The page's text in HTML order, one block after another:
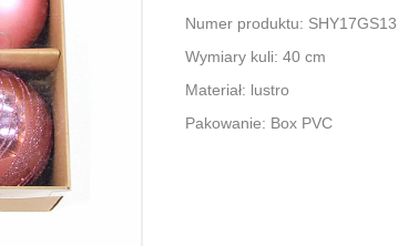
Numer produktu: SHY17GS13
Wymiary kuli: 40 cm
Materiał: lustro
Pakowanie: Box PVC